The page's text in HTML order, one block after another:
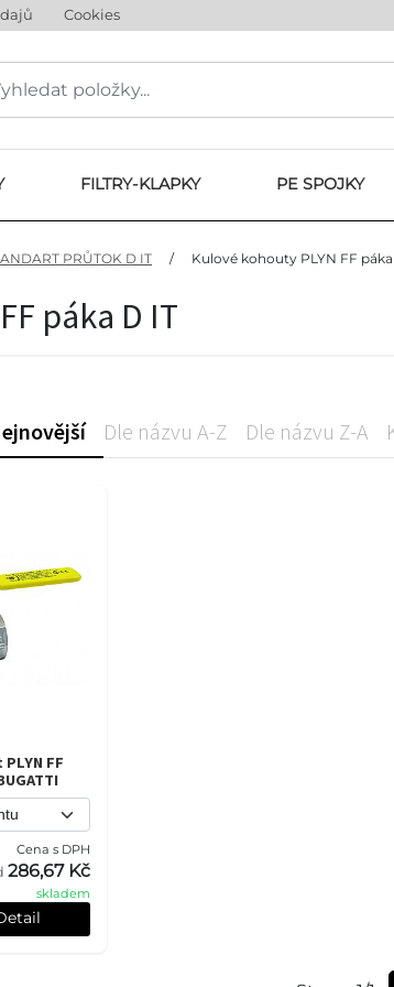
Cookies
FILTRY-KLAPKY PE SPOJKY
PRŮTOK D IT / Kulové kohouty PLYN FF
páka D IT
Dle názvu A-Z Dle názvu Z-A
FF
Cena s DPH
286,67 Kč
skladem